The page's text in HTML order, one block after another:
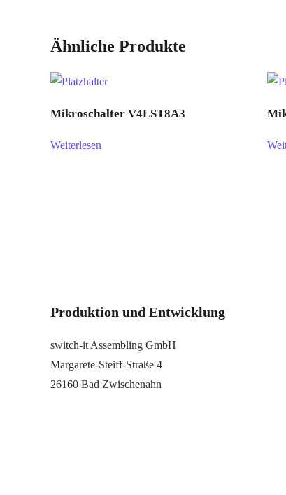
Ähnliche Produkte
Mikroschalter V4LST8A3
Weiterlesen
Produktion und Entwicklung
switch-it Assembling GmbH
Margarete-Steiff-Straße 4
26160 Bad Zwischenahn